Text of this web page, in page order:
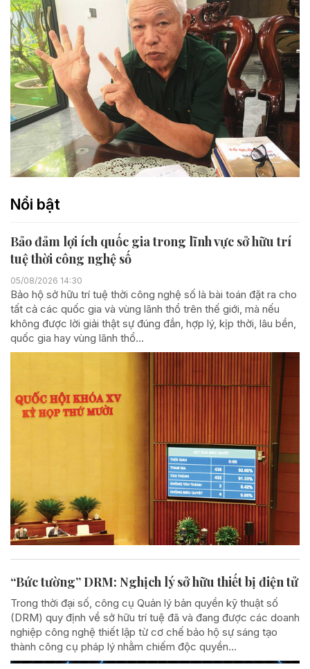
Nổi bật
Bảo đảm lợi ích quốc gia trong lĩnh vực sở hữu trí
tuệ thời công nghệ số
05/08/2026 14:30
Bảo hộ sở hữu trí tuệ thời công nghệ số là bài toán đặt ra cho
tất cả các quốc gia và vùng lãnh thổ trên thế giới, mà nếu
không được lời giải thật sự đúng đắn, hợp lý, kịp thời, lâu bền,
quốc gia hay vùng lãnh thổ...
“Bức tường” DRM: Nghịch lý sở hữu thiết bị điện tử
Trong thời đại số, công cụ Quản lý bản quyền kỹ thuật số
(DRM) quy định về sở hữu trí tuệ đã và đang được các doanh
nghiệp công nghệ thiết lập từ cơ chế bảo hộ sự sáng tạo
thành công cụ pháp lý nhằm chiếm độc quyền...